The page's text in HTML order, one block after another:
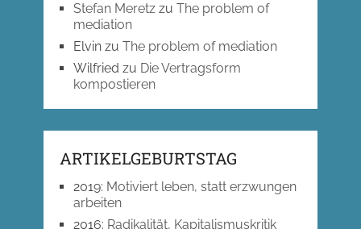
Stefan Meretzzu The problem of
mediation
Elvinzu The problem of mediation
Wilfried zu Die Vertragsform
kompostieren
ARTIKELGEBURTSTAG
2019: Motiviert leben, statt erzwungen
arbeiten
2016: Radikalität, Kapitalismuskritik